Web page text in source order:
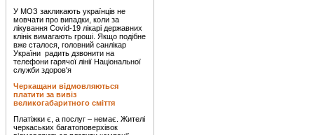
У МОЗ закликають українців не
мовчати про випадки, коли за
лікування Covid-19 лікарі державних
клінік вимагають гроші. Якщо подібне
вже сталося, головний санлікар
України радить дзвонити на
телефони гарячої лінії Національної
служби здоров'я
Черкащани відмовляються
платити за вивіз
великогабаритного сміття
Платіжки є, а послуг – немає. Жителі
черкаських багатоповерхівок